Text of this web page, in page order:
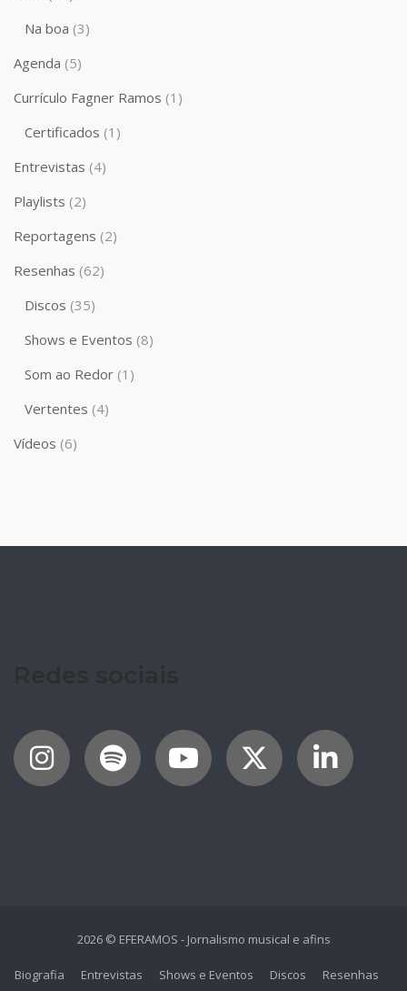
Na boa (3)
Agenda (5)
Currículo Fagner Ramos (1)
Certificados (1)
Entrevistas (4)
Playlists (2)
Reportagens (2)
Resenhas (62)
Discos (35)
Shows e Eventos (8)
Som ao Redor (1)
Vertentes (4)
Vídeos (6)
2026 © EFERAMOS - Jornalismo musical e afins
Biografia Entrevistas Shows e Eventos Discos
Resenhas